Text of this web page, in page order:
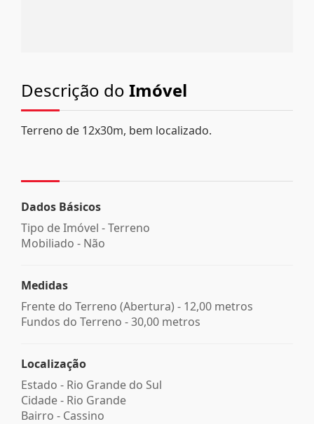
Descrição do Imóvel
Terreno de 12x30m, bem localizado.
Dados Básicos
Tipo de Imóvel - Terreno
Mobiliado - Não
Medidas
Frente do Terreno (Abertura) - 12,00 metros
Fundos do Terreno - 30,00 metros
Localização
Estado - Rio Grande do Sul
Cidade - Rio Grande
Bairro - Cassino